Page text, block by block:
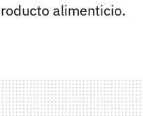
alimenticio.